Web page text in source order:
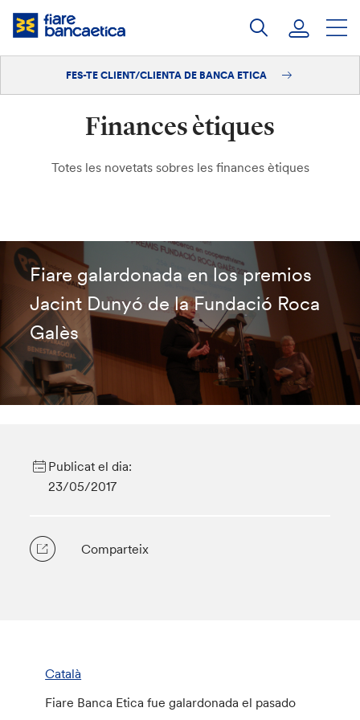
Salta
Iniciar sessió
Fes-te'n client/clienta
FES-TE CLIENT/CLIENTA DE BANCA ETICA
Finances ètiques
Totes les novetats sobres les finances ètiques
Fiare galardonada en los premios
Jacint Dunyó de la Fundació Roca
Galès
Publicat el dia:
23/05/2017
Comparteix
Català
Fiare Banca Etica fue galardonada el pasado